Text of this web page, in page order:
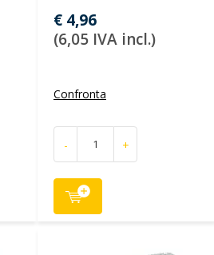
€ 4,96
(6,05 IVA incl.)
Confronta
- +